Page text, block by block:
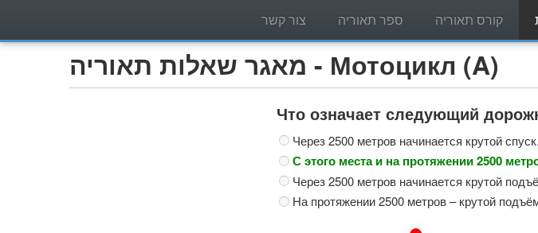
קורס תאוריה ספר תאוריה צור קשר
מאגר שאלות תאוריה - Мотоцикл (A)
Что означает следующий
Через 2500 метров начинается крутой спуск.
С этого места и на протяжении 2500
Через 2500 метров начинается крутой
На протяжении 2500 метров – крутой